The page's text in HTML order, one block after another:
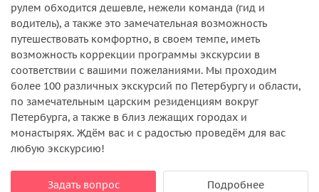
рулем обходится дешевле, нежели команда (гид и
водитель), а также это замечательная возможность
путешествовать комфортно, в своем темпе, иметь
возможность коррекции программы экскурсии в
соответствии с вашими пожеланиями. Мы проходим
более 100 различных экскурсий по Петербургу и области,
по замечательным царским резиденциям вокруг
Петербурга, а также в близ лежащих городах и
монастырях. Ждём вас и с радостью проведём для вас
любую экскурсию!
Задать вопрос Подробнее